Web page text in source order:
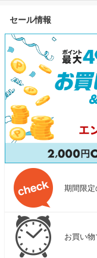
セール情報
期間限
お買い